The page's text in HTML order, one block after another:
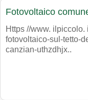
Fotovoltaico
Https //www.
fotovoltaico-sul-tetto-
canzian-uthzdhjx..